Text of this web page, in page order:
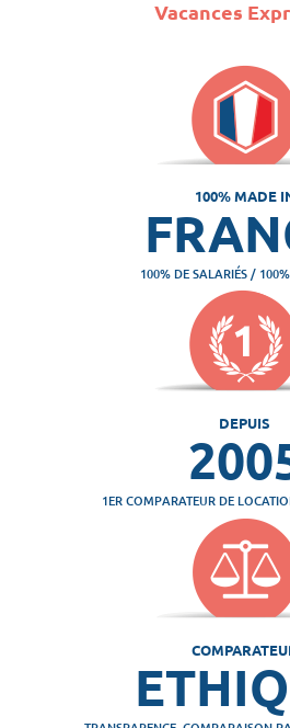
Vacances
100% MADE
100% DE SALARIÉS /
DEPUIS
1ER COMPARATEUR DE